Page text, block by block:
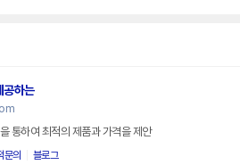
공하는
통하여 최적의 제품과 가격을 제안
문의 블로그